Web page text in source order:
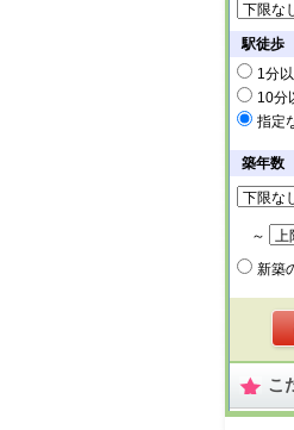
駅徒歩
1分
10分
指定
築年数
～
新築
こ